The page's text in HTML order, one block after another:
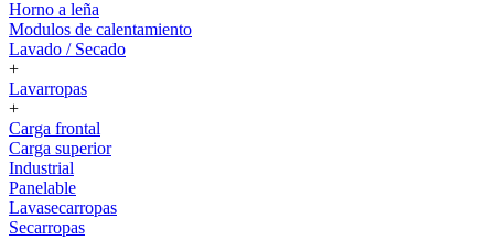
Horno a leña
Modulos de calentamiento
Lavado / Secado
+
Lavarropas
+
Carga frontal
Carga superior
Industrial
Panelable
Lavasecarropas
Secarropas